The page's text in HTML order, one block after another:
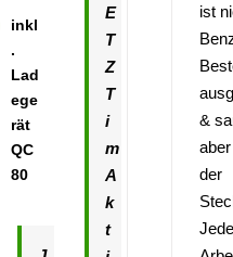
inkl
.
Lad
ege
rät
QC
80
E
T
Z
T
i
m
A
k
t
ist
&
der